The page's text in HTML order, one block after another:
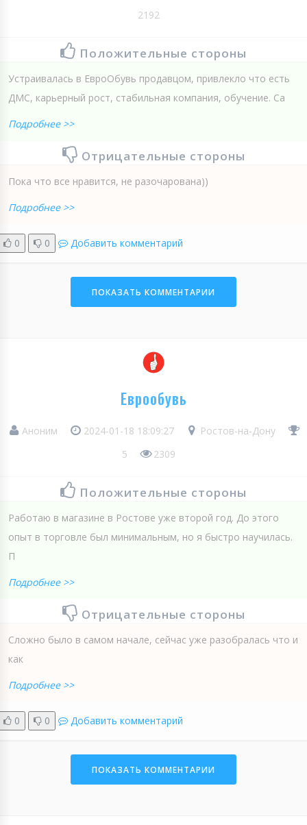
2192
Положительные стороны
Устраивалась в ЕвроОбувь продавцом, привлекло что есть
ДМС, карьерный рост, стабильная компания, обучение. Са
Подробнее >>
Отрицательные стороны
Пока что все нравится, не разочарована))
Подробнее >>
0 0 Добавить комментарий
ПОКАЗАТЬ КОММЕНТАРИИ
Еврообувь
Аноним 2024-01-18 18:09:27
Ростов-на-Дону
5
2309
Положительные стороны
Работаю в магазине в Ростове уже второй год. До этого
опыт в торговле был минимальным, но я быстро научилась.
П
Подробнее >>
Отрицательные стороны
Сложно было в самом начале, сейчас уже разобралась что и
как
Подробнее >>
0 0 Добавить комментарий
ПОКАЗАТЬ КОММЕНТАРИИ